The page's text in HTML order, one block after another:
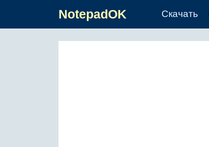
NotepadOK Скачать